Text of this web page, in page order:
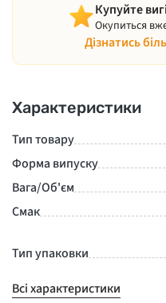
Купуйте
Окупиться
Дізнатись
Характеристики
Тип товару
Форма випуску
Вага/Об'єм
Смак
Тип упаковки
Всі характеристики